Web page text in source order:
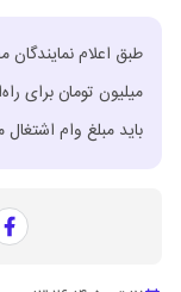
میلیون تومان برای
باید مبلغ وام